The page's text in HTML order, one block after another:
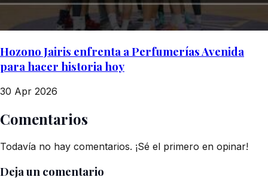
Hozono Jairis enfrenta a Perfumerías Avenida
para hacer historia hoy
30 Apr 2026
Comentarios
Todavía no hay comentarios. ¡Sé el primero en opinar!
Deja un comentario